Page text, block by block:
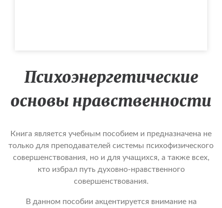
Психоэнергетические
основы нравственности
Книга является учебным пособием и предназначена не
только для преподавателей системы психофизического
совершенствования, но и для учащихся, а также всех,
кто избрал путь духовно-нравственного
совершенствования.
В данном пособии акцентируется внимание на